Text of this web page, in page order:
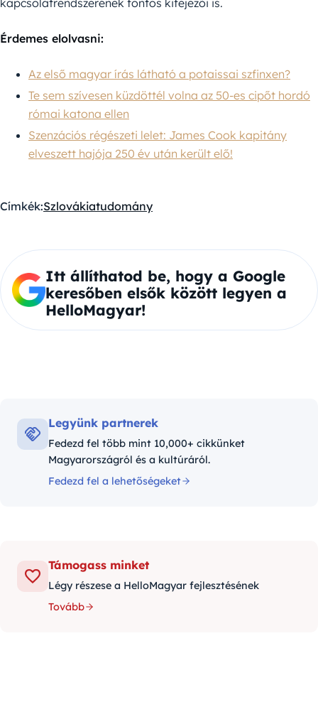
kapcsolatrendszerének fontos kifejezői is.
Érdemes elolvasni:
Az első magyar írás látható a potaissai szfinxen?
Te sem szívesen küzdöttél volna az 50-es cipőt hordó
római katona ellen
Szenzációs régészeti lelet: James Cook kapitány
elveszett hajója 250 év után került elő!
Címkék:Szlovákiatudomány
Itt állíthatod be, hogy a Google
keresőben elsők között legyen a
HelloMagyar!
Legyünk partnerek
Fedezd fel több mint 10,000+ cikkünket
Magyarországról és a kultúráról.
Fedezd fel a lehetőségeket
Támogass minket
Légy részese a HelloMagyar fejlesztésének
Tovább